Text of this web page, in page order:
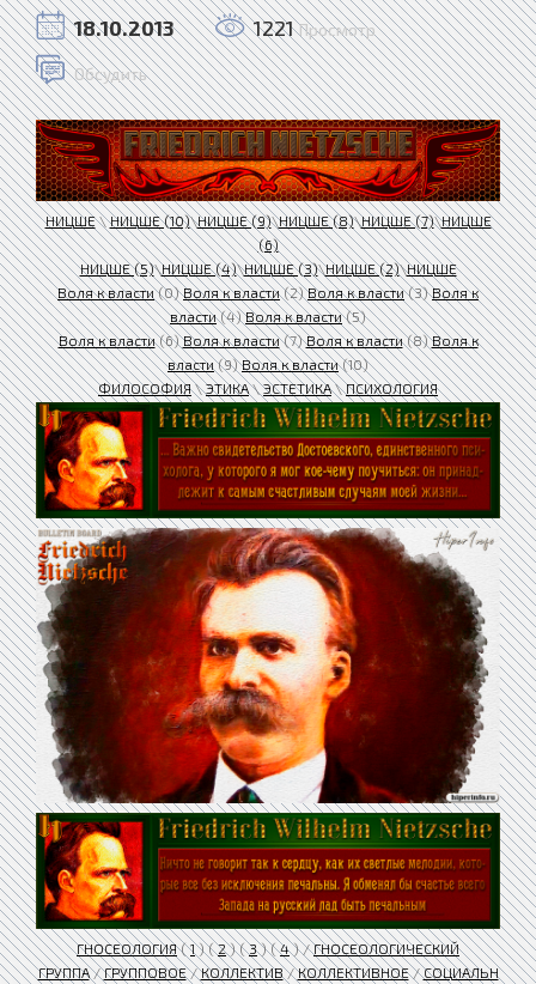
18.10.2013 1221 Просмотр
Обсудить
НИЦШЕ\НИЦШЕ (10)\НИЦШЕ (9)\НИЦШЕ (8)\НИЦШЕ (7)\НИЦШЕ
(6)
НИЦШЕ (5)\НИЦШЕ (4)\НИЦШЕ (3)\НИЦШЕ (2)\НИЦШЕ
Воля к власти(0)Воля к власти(2)Воля к власти(3)Воля к
власти(4)Воля к власти(5)
Воля к власти(6)Воля к власти(7)Воля к власти(8)Воля к
власти(9)Воля к власти(10)
ФИЛОСОФИЯ\ЭТИКА\ЭСТЕТИКА\ПСИХОЛОГИЯ
ГНОСЕОЛОГИЯ(1) (2) (3) (4) /ГНОСЕОЛОГИЧЕСКИЙ
ГРУППА/ГРУППОВОЕ/КОЛЛЕКТИВ/КОЛЛЕКТИВНОЕ/СОЦИАЛЬН